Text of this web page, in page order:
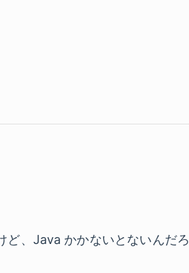
ど、Java かかないとないんだろ